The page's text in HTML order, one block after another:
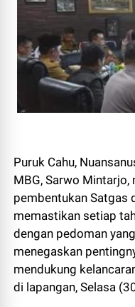
Puruk Cahu,
MBG, Sarwo Mintarjo,
pembentukan Satgas
memastikan setiap
dengan pedoman
menegaskan
mendukung
di lapangan, Selasa